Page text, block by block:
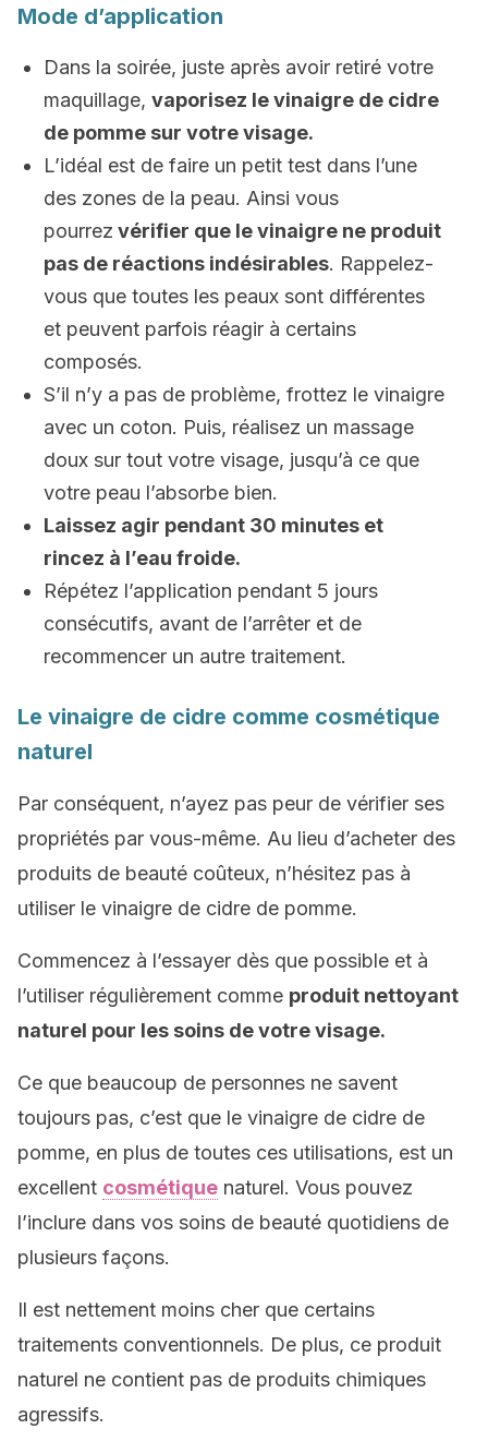
Mode d’application
Dans la soirée, juste après avoir retiré votre
maquillage, vaporisez le vinaigre de cidre
de pomme sur votre visage.
L’idéal est de faire un petit test dans l’une
des zones de la peau. Ainsi vous
pourrez vérifier que le vinaigre ne produit
pas de réactions indésirables. Rappelez-
vous que toutes les peaux sont différentes
et peuvent parfois réagir à certains
composés.
S’il n’y a pas de problème, frottez le vinaigre
avec un coton. Puis, réalisez un massage
doux sur tout votre visage, jusqu’à ce que
votre peau l’absorbe bien.
Laissez agir pendant 30 minutes et
rincez à l’eau froide.
Répétez l’application pendant 5 jours
consécutifs, avant de l’arrêter et de
recommencer un autre traitement.
Le vinaigre de cidre comme cosmétique
naturel
Par conséquent, n’ayez pas peur de vérifier ses
propriétés par vous-même. Au lieu d’acheter des
produits de beauté coûteux, n’hésitez pas à
utiliser le vinaigre de cidre de pomme.
Commencez à l’essayer dès que possible et à
l’utiliser régulièrement comme produit nettoyant
naturel pour les soins de votre visage.
Ce que beaucoup de personnes ne savent
toujours pas, c’est que le vinaigre de cidre de
pomme, en plus de toutes ces utilisations, est un
excellent cosmétique naturel. Vous pouvez
l’inclure dans vos soins de beauté quotidiens de
plusieurs façons.
Il est nettement moins cher que certains
traitements conventionnels. De plus, ce produit
naturel ne contient pas de produits chimiques
agressifs.